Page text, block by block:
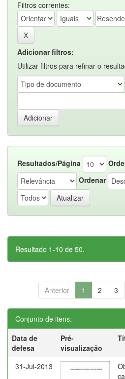
Filtros correntes:
Adicionar filtros:
Utilizar filtros para refinar o
Resultados/Página
Ordenar
Resultado 1-10 de 50.
Anterior 1 2 3
Conjunto de itens:
Data de
defesa
Pré-
visualização
31-Jul-2013